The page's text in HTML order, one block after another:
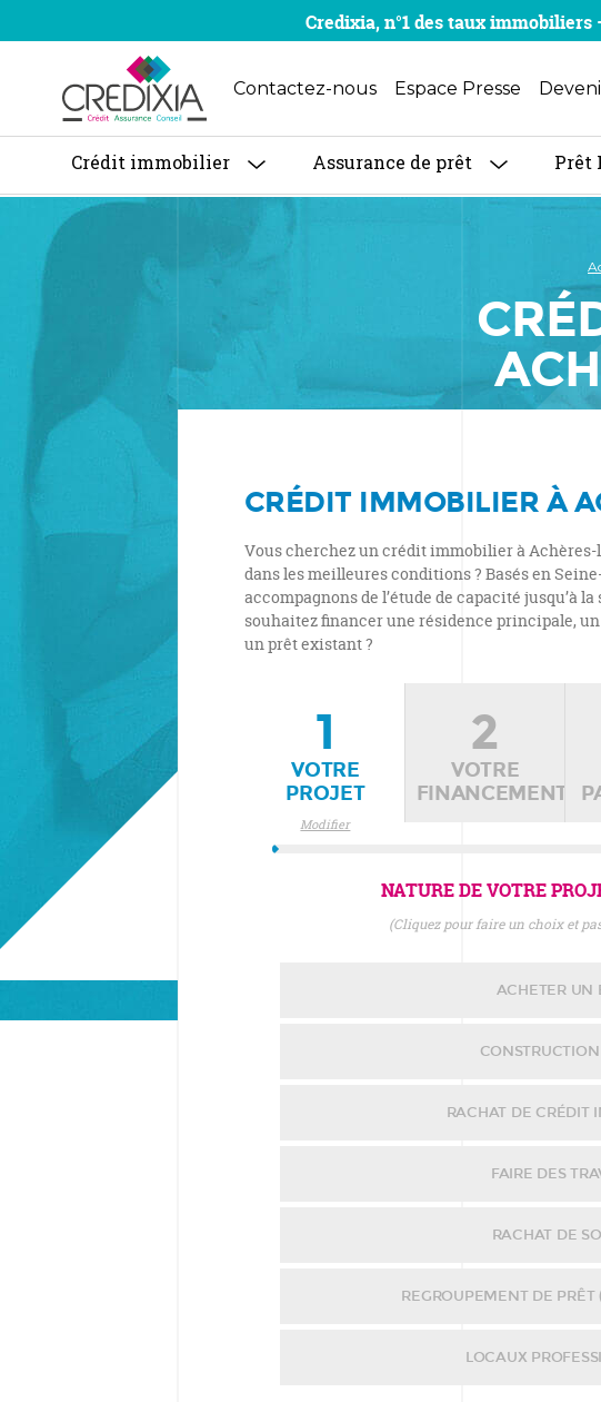
Credixia, n°1 des taux
Contactez-nous Espace Presse
Crédit immobilier Assurance de prêt Prêt
CRÉDIT IMMOBILIER À
Vous cherchez un crédit immobilier à
dans les meilleures conditions ? Basés en
accompagnons de l’étude de capacité jusqu’à
souhaitez financer une résidence principale,
un prêt existant ?
1
VOTRE
PROJET
Modifier
2
VOTRE
FINANCEMENT
NATURE DE VOTRE
(cliquez pour faire un choix et
ACHETER UN
RACHAT DE CRÉDIT
FAIRE DES
RACHAT DE
REGROUPEMENT DE
LOCAUX